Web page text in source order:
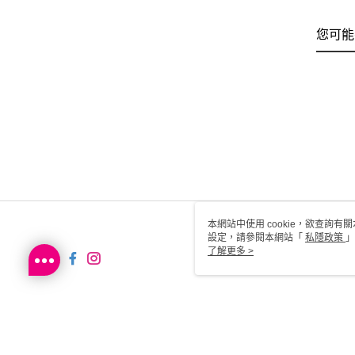
您可
本網站中使用 cookie，欲查詢有
設定，請參閱本網站「 私隱政策
用 cookie。
了解更多 >